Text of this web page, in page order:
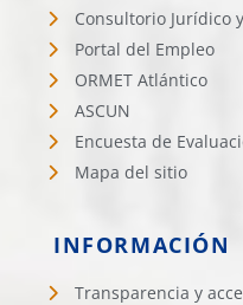
Consultorio Jurídico
Portal del Empleo
ORMET Atlántico
ASCUN
Encuesta de
Mapa del sitio
INFORMACIÓN
Transparencia y